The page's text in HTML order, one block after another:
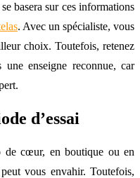
basera sur ces informations
. Avec un spécialiste, vous
choix. Toutefois, retenez
une enseigne reconnue, car
d’essai
cœur, en boutique ou en
vous envahir. Toutefois,